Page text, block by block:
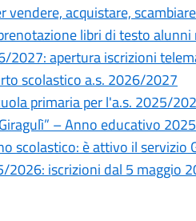
vendere, acquistare,
libri di testo
2027: apertura iscrizioni
scolastico a.s. 2026/2027
primaria per l'a.s. 2025/
– Anno educativo
scolastico: è attivo il servizio
2026: iscrizioni dal 5 maggio